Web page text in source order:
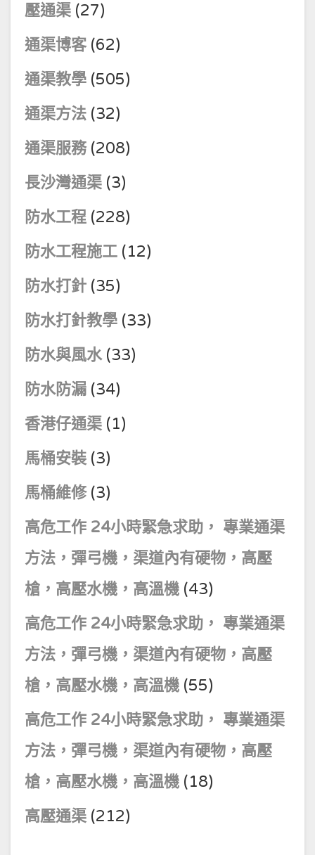
壓通渠 (27)
通渠博客(62)
通渠教學 (505)
通渠方法 (32)
通渠服務(208)
長沙灣通渠 (3)
防水工程 (228)
防水工程施工 (12)
防水打針 (35)
防水打針教學 (33)
防水與風水(33)
防水防漏 (34)
香港仔通渠 (1)
馬桶安裝 (3)
馬桶維修(3)
高危工作 24小時緊急求助， 專業通渠
方法，彈弓機，渠道內有硬物，高壓
槍，高壓水機，高溫機 (43)
高危工作 24小時緊急求助， 專業通渠
方法，彈弓機，渠道內有硬物，高壓
槍，高壓水機，高溫機 (55)
高危工作 24小時緊急求助， 專業通渠
方法，彈弓機，渠道內有硬物，高壓
槍，高壓水機，高溫機 (18)
高壓通渠 (212)